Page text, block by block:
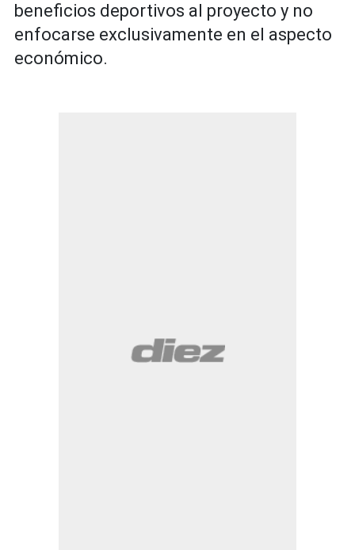
beneficios deportivos al proyecto y no
enfocarse exclusivamente en el aspecto
económico.